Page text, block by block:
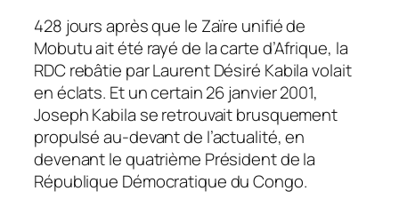
428 jours après que le Zaïre unifié de
Mobutu ait été rayé de la carte d’Afrique, la
RDC rebâtie par Laurent Désiré Kabila volait
en éclats. Et un certain 26 janvier 2001,
Joseph Kabila se retrouvait brusquement
propulsé au-devant de l’actualité, en
devenant le quatrième Président de la
République Démocratique du Congo.